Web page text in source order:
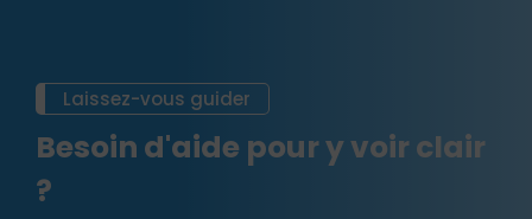
Laissez-vous guider
Besoin d'aide pour y voir clair
?